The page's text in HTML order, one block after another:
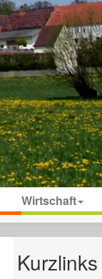
Wirtschaft
Kurzlinks